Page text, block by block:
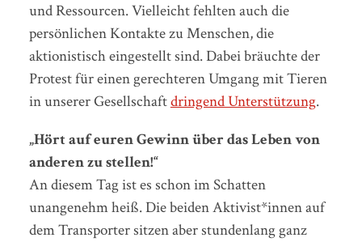
und Ressourcen. Vielleicht fehlten auch die
persönlichen Kontakte zu Menschen, die
aktionistisch eingestellt sind. Dabei bräuchte der
Protest für einen gerechteren Umgang mit Tieren
in unserer Gesellschaftdringend Unterstützung.
„Hört auf euren Gewinn über das Leben von
anderen zu stellen!“
An diesem Tag ist es schon im Schatten
unangenehm heiß. Die beiden Aktivist*innen auf
dem Transporter sitzen aber stundenlang ganz